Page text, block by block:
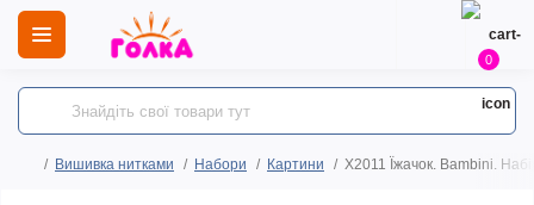
0
Вишивка нитками Набори Картини X2011 Їжачок. Bambini.